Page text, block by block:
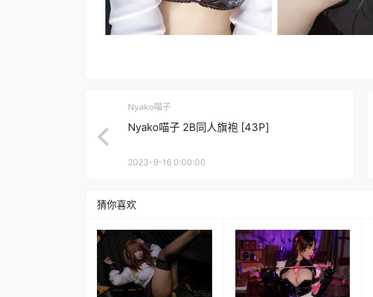
Nyako喵子
Nyako喵子 2B同人旗袍 [43P]
2023-9-16 0:00:00
猜你喜欢